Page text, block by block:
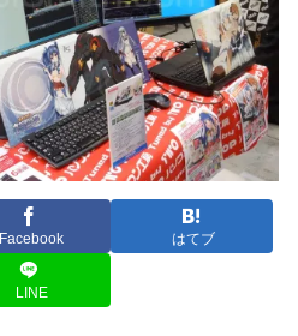
Facebook はてブ
LINE